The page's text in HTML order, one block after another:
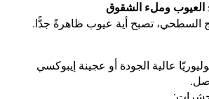
العيوب وملء الشقوق
السطحي، تصبح أية عيوب ظاهرةً جدًّا.
عالية الجودة أو عجينة إيبوكسي